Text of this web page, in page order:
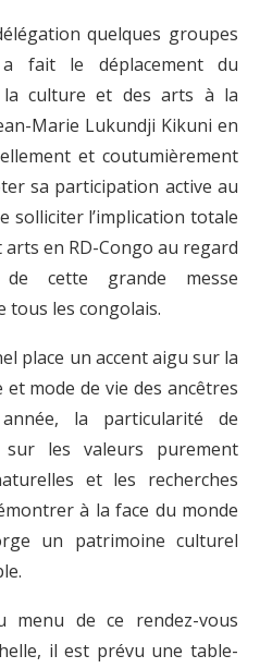
quelques groupes
a fait le déplacement du
culture et des arts à la
Marie Lukundji Kikuni en
et coutumièrement
sa participation active au
solliciter l’implication totale
en RD-Congo au regard
cette grande messe
tous les congolais.
place un accent aigu sur la
mode de vie des ancêtres
la particularité de
sur les valeurs purement
et les recherches
à la face du monde
un patrimoine culturel
menu de ce rendez-vous
il est prévu une table-